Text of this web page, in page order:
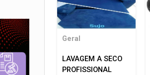
Geral
LAVAGEM A SECO
PROFISSIONAL